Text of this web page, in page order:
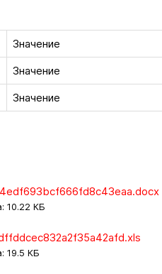
Значение
Значение
Значение
10.22 КБ
19.5 КБ